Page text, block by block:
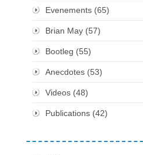
Evenements (65)
Brian May (57)
Bootleg (55)
Anecdotes (53)
Videos (48)
Publications (42)